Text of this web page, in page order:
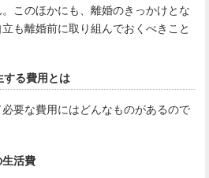
このほかにも、離婚のきっかけとな
も離婚前に取り組んでおくべきこと
する費用とは
要な費用にはどんなものがあるので
活費